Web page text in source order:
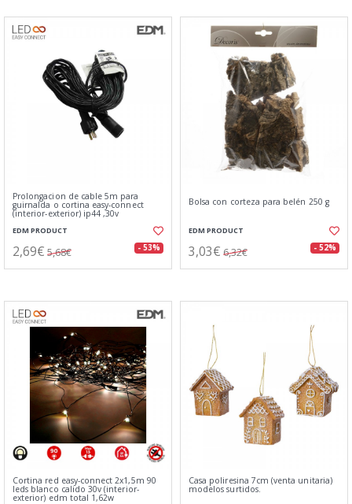
Prolongacion de cable 5m para
guirnalda o cortina easy-connect
(interior-exterior) ip44 ,30v
EDM PRODUCT
2,69€ 5,68€ - 53%
Bolsa con corteza para belén 250 g
EDM PRODUCT
3,03€ 6,32€ - 52%
Cortina red easy-connect 2x1,5m 90
leds blanco calido 30v (interior-
exterior) edm total 1,62w
Casa poliresina 7cm (venta unitaria)
modelos surtidos.